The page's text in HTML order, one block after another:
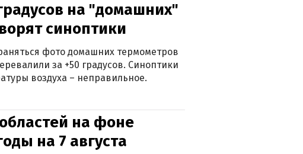
на "домашних"
синоптики
фото домашних термометров
за +50 градусов. Синоптики
воздуха – неправильное.
на фоне
на 7 августа